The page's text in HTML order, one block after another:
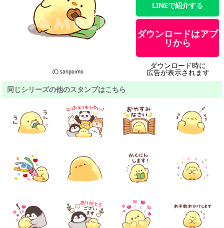
(C) sanpoimo
LINEで紹介する
ダウンロードはアプ
リから
ダウンロード時に
広告が表示されます
同じシリーズの他のスタンプはこちら